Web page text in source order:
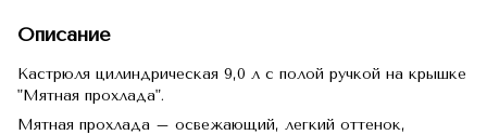
Описание
Кастрюля цилиндрическая 9,0 л с полой ручкой на крышке
"Мятная прохлада".
Мятная прохлада – освежающий, легкий оттенок,